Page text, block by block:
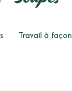
Travail à façon